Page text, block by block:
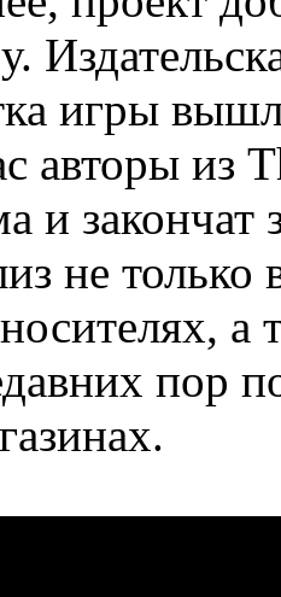
игры
авторы из
и
не
а
пор